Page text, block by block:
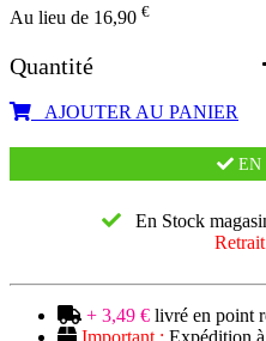
Au lieu de 16,90 €
Quantité
AJOUTER AU PANIER
EN
En Stock
+ 3,49 € livré en point
Important : Expédition